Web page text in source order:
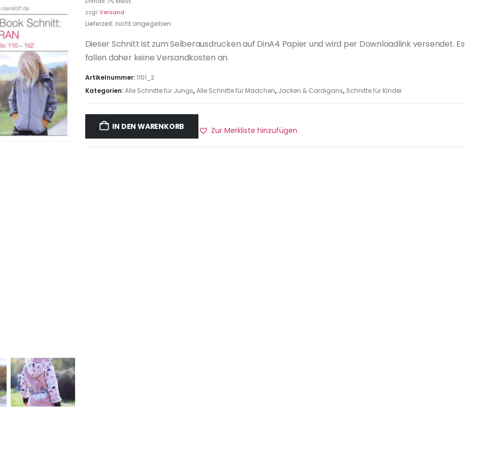
zzgl.Versand
Lieferzeit: nicht angegeben
Dieser Schnitt ist zum Selberausdrucken auf DinA4 Papier und wird per Downloadlink versendet. Es
fallen daher keine Versandkosten an.
Artikelnummer:1101_2
Kategorien:Alle Schnitte für Jungs,Alle Schnitte für Mädchen, Jacken & Cardigans, Schnitte für Kinder
IN DEN WARENKORB Zur Merkliste hinzufügen